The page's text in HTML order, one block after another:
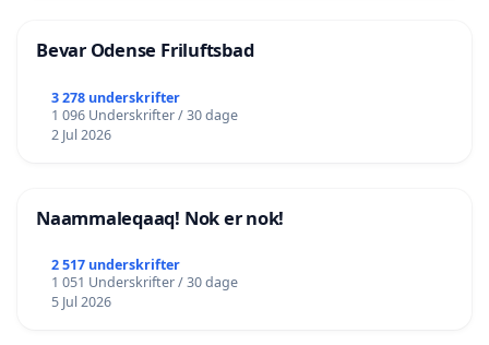
Bevar Odense Friluftsbad
3 278 underskrifter
1 096 Underskrifter / 30 dage
2 Jul 2026
Naammaleqaaq! Nok er nok!
2 517 underskrifter
1 051 Underskrifter / 30 dage
5 Jul 2026